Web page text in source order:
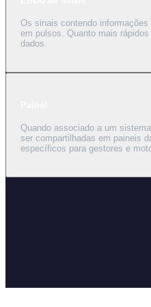
Os sinais contendo
em pulsos. Quanto mais
dados.
Quando associado a um
ser compartilhadas em paineis
específicos para gestores e